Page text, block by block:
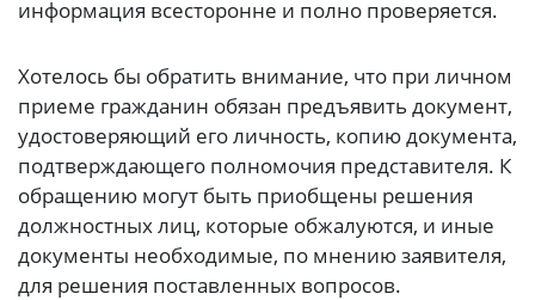
информация всесторонне и полно проверяется.
Хотелось бы обратить внимание, что при личном
приеме гражданин обязан предъявить документ,
удостоверяющий его личность, копию документа,
подтверждающего полномочия представителя. К
обращению могут быть приобщены решения
должностных лиц, которые обжалуются, и иные
документы необходимые, по мнению заявителя,
для решения поставленных вопросов.